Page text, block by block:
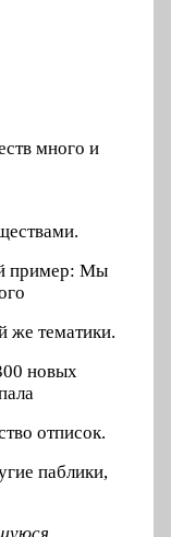
много и
пример: Мы
же тематики.
новых
отписок.
паблики,